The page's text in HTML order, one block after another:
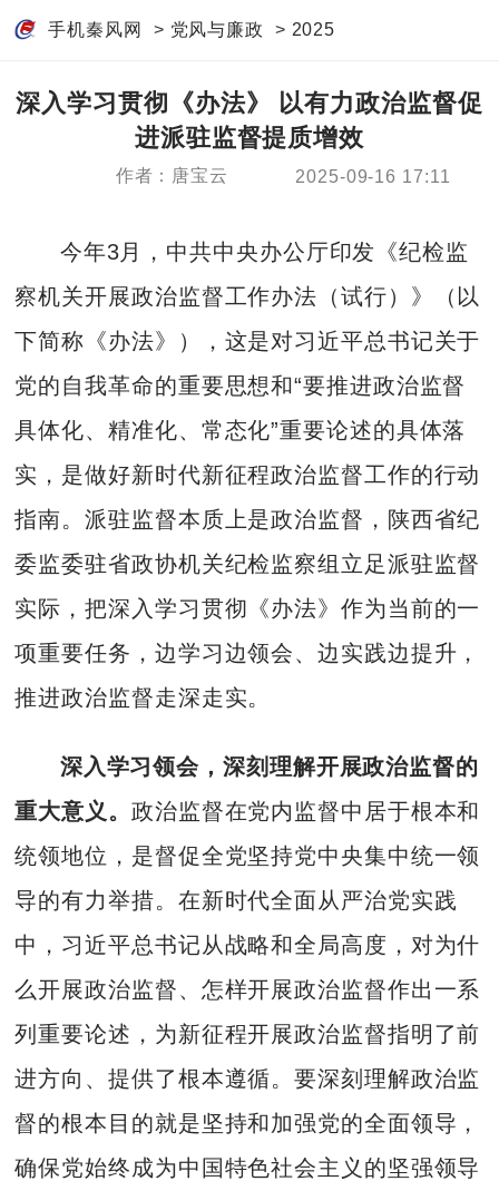
手机秦风网 > 党风与廉政 > 2025
深入学习贯彻《办法》 以有力政治监督促
进派驻监督提质增效
作者：唐宝云 2025-09-16 17:11
今年3月，中共中央办公厅印发《纪检监
察机关开展政治监督工作办法（试行）》（以
下简称《办法》），这是对习近平总书记关于
党的自我革命的重要思想和“要推进政治监督
具体化、精准化、常态化”重要论述的具体落
实，是做好新时代新征程政治监督工作的行动
指南。派驻监督本质上是政治监督，陕西省纪
委监委驻省政协机关纪检监察组立足派驻监督
实际，把深入学习贯彻《办法》作为当前的一
项重要任务，边学习边领会、边实践边提升，
推进政治监督走深走实。
深入学习领会，深刻理解开展政治监督的
重大意义。 政治监督在党内监督中居于根本和
统领地位，是督促全党坚持党中央集中统一领
导的有力举措。在新时代全面从严治党实践
中，习近平总书记从战略和全局高度，对为什
么开展政治监督、怎样开展政治监督作出一系
列重要论述，为新征程开展政治监督指明了前
进方向、提供了根本遵循。要深刻理解政治监
督的根本目的就是坚持和加强党的全面领导，
确保党始终成为中国特色社会主义的坚强领导